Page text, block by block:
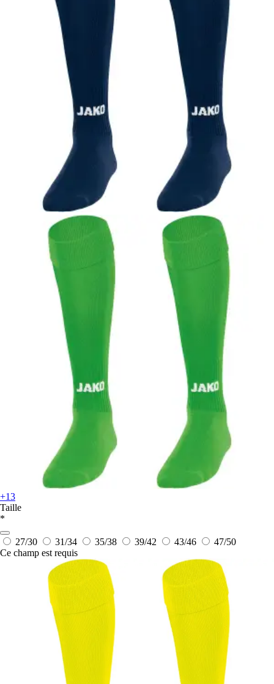
+13
Taille
*
27/30 31/34 35/38 39/42 43/46
47/50
Ce champ est requis